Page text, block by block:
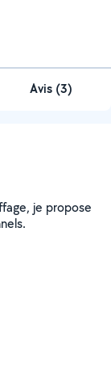
Avis (3)
je propose